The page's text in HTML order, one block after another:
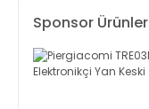
Sponsor Ürünler